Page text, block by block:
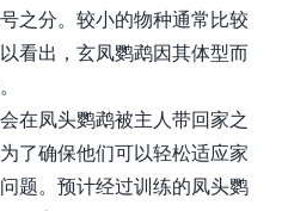
之分。较小的物种通常比较
看出，玄凤鹦鹉因其体型而
在凤头鹦鹉被主人带回家之
了确保他们可以轻松适应家
题。预计经过训练的凤头鹦